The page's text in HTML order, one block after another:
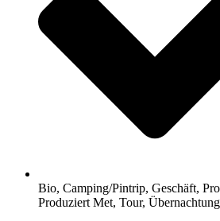
Bio, Camping/Pintrip, Geschäft,
Produziert Met, Tour, Übernachtung